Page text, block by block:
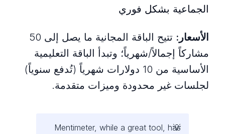
الجماعية بشكل فوري
الأسعار:
تتيح الباقة المجانية ما يصل إلى 50
مشاركاً إجمالاً/شهرياً؛ وتبدأ الباقة التعليمية
الأساسية من 10 دولارات شهرياً (تُدفع سنوياً)
لجلسات غير محدودة وميزات متقدمة.
Mentimeter, while a great tool, has